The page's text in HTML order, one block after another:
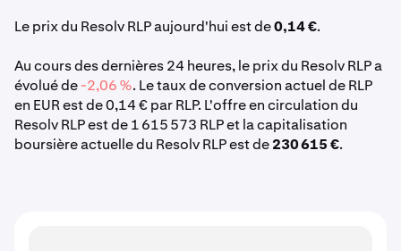
Le prix du Resolv RLP aujourd'hui est de0,14 €.
Au cours des dernières 24 heures, le prix du Resolv RLP a
évolué de-2,06 %. Le taux de conversion actuel de RLP
en EUR est de 0,14 € par RLP. L'offre en circulation du
Resolv RLP est de 1 615 573 RLP et la capitalisation
boursière actuelle du Resolv RLP est de230 615 €.